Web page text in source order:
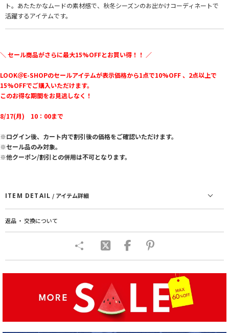
ト。あたたかなムードの素材感で、秋冬シーズンのお出かけコーディネートで
活躍するアイテムです。
＼ セール商品がさらに最大15%OFFとお買い得！！ ／
LOOK＠E-SHOPのセールアイテムが表示価格から1点で10%OFF 、2点以上で
15%OFFでご購入いただけます。
このお得な期間をお見逃しなく！
8/17(月) 10：00まで
※ログイン後、カート内で割引後の価格をご確認いただけます。
※セール品のみ対象。
※他クーポン/割引との併用は不可となります。
ITEM DETAIL / アイテム詳細
返品 ・ 交換について